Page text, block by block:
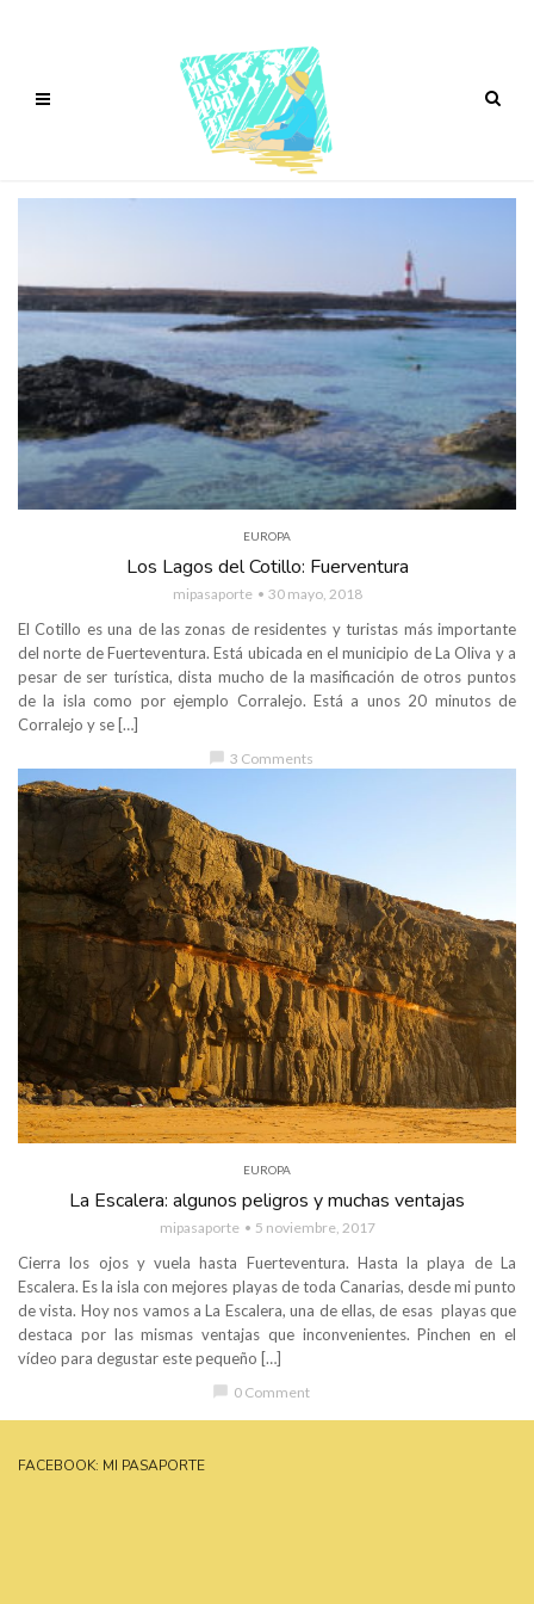
EUROPA
Los Lagos del Cotillo: Fuerventura
mipasaporte 30 mayo, 2018
El Cotillo es una de las zonas de residentes y turistas más importante
del norte de Fuerteventura. Está ubicada en el municipio de La Oliva y a
pesar de ser turística, dista mucho de la masificación de otros puntos
de la isla como por ejemplo Corralejo. Está a unos 20 minutos de
Corralejo y se […]
chat_bubble 3 Comments
EUROPA
La Escalera: algunos peligros y muchas ventajas
mipasaporte 5 noviembre, 2017
Cierra los ojos y vuela hasta Fuerteventura. Hasta la playa de La
Escalera. Es la isla con mejores playas de toda Canarias, desde mi punto
de vista. Hoy nos vamos a La Escalera, una de ellas, de esas playas que
destaca por las mismas ventajas que inconvenientes. Pinchen en el
vídeo para degustar este pequeño […]
0 Comment
FACEBOOK: MI PASAPORTE